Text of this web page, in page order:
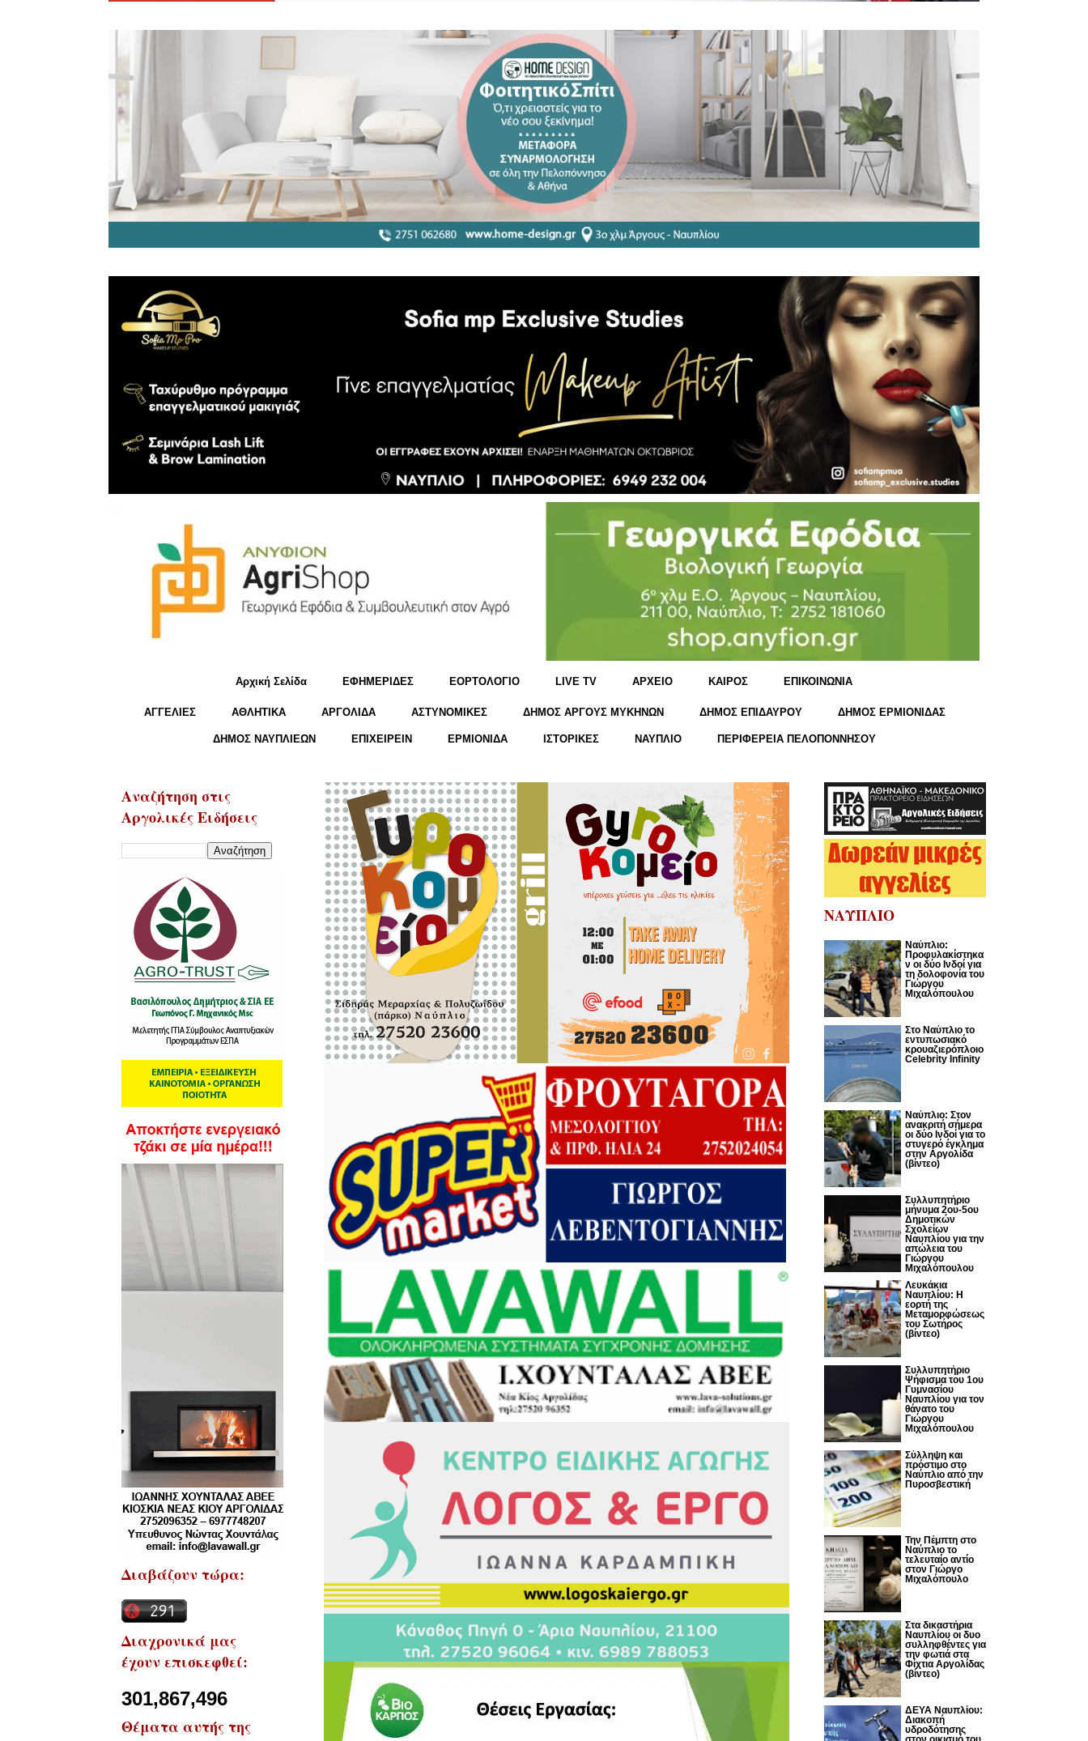
Αρχική Σελίδα ΕΦΗΜΕΡΙΔΕΣ ΕΟΡΤΟΛΟΓΙΟ LIVE TV ΑΡΧΕΙΟ KΑΙΡΟΣ ΕΠΙΚΟΙΝΩΝΙΑ
ΑΓΓΕΛΙΕΣ ΑΘΛΗΤΙΚΑ ΑΡΓΟΛΙΔΑ ΑΣΤΥΝΟΜΙΚΕΣ ΔΗΜΟΣ ΑΡΓΟΥΣ ΜΥΚΗΝΩΝ ΔΗΜΟΣ ΕΠΙΔΑΥΡΟΥ ΔΗΜΟΣ ΕΡΜΙΟΝΙΔΑΣ
ΔΗΜΟΣ ΝΑΥΠΛΙΕΩΝ ΕΠΙΧΕΙΡΕΙΝ ΕΡΜΙΟΝΙΔΑ ΙΣΤΟΡΙΚΕΣ ΝΑΥΠΛΙΟ ΠΕΡΙΦΕΡΕΙΑ ΠΕΛΟΠΟΝΝΗΣΟΥ
Αναζήτηση στις
Αργολικές Ειδήσεις
Διαβάζουν τώρα:
Διαχρονικά μας
έχουν επισκεφθεί:
301,867,496
Θέματα αυτής της
ΝΑΥΠΛΙΟ
Ναύπλιο:
Προφυλακίστηκα
ν οι δύο Ινδοί για
τη δολοφονία του
Γιώργου
Μιχαλόπουλου
Στο Ναύπλιο το
εντυπωσιακό
κρουαζιερόπλοιο
Celebrity Infinity
Nαύπλιο: Στον
ανακριτή σήμερα
οι δύο Ινδοί για το
στυγερό έγκλημα
στην Αργολίδα
(βίντεο)
Συλλυπητήριο
μήνυμα 2ου-5ου
Δημοτικών
Σχολείων
Ναυπλίου για την
απώλεια του
Γιώργου
Μιχαλόπουλου
Λευκάκια
Ναυπλίου: Η
εορτή της
Μεταμορφώσεως
του Σωτήρος
(βίντεο)
Συλλυπητήριο
Ψήφισμα του 1ου
Γυμνασίου
Ναυπλίου για τον
θάνατο του
Γιώργου
Μιχαλόπουλου
Σύλληψη και
πρόστιμο στο
Ναύπλιο από την
Πυροσβεστική
Την Πέμπτη στο
Ναύπλιο το
τελευταίο αντίο
στον Γιώργο
Μιχαλόπουλο
Στα δικαστήρια
Ναυπλίου οι δυο
συλληφθέντες για
την φωτιά στα
Φίχτια Αργολίδας
(βίντεο)
ΔΕΥΑ Ναυπλίου:
Διακοπή
υδροδότησης